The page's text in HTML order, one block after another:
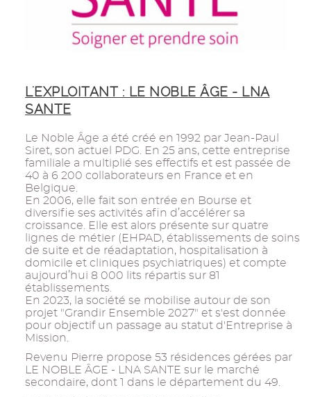
L'EXPLOITANT : LE NOBLE ÂGE - LNA
SANTE
Le Noble Âge a été créé en 1992 par Jean-Paul
Siret, son actuel PDG. En 25 ans, cette entreprise
familiale a multiplié ses effectifs et est passée de
40 à 6 200 collaborateurs en France et en
Belgique.
En 2006, elle fait son entrée en Bourse et
diversifie ses activités afin d’accélérer sa
croissance. Elle est alors présente sur quatre
lignes de métier (EHPAD, établissements de soins
de suite et de réadaptation, hospitalisation à
domicile et cliniques psychiatriques) et compte
aujourd’hui 8 000 lits répartis sur 81
établissements.
En 2023, la société se mobilise autour de son
projet "Grandir Ensemble 2027" et s'est donnée
pour objectif un passage au statut d'Entreprise à
Mission.
Revenu Pierre propose 53 résidences gérées par
LE NOBLE ÂGE - LNA SANTE sur le marché
secondaire, dont 1 dans le département du 49.